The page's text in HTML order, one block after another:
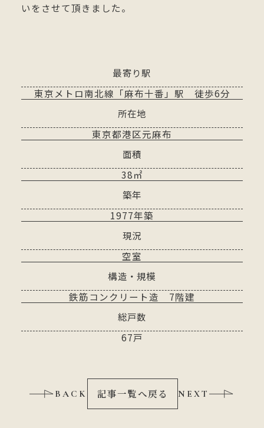
いをさせて頂きました。
最寄り駅
東京メトロ南北線「麻布十番」駅 徒歩6分
所在地
東京都港区元麻布
面積
38㎡
築年
1977年築
現況
空室
構造・規模
鉄筋コンクリート造 7階建
総戸数
67戸
BACK 記事一覧へ戻る NEXT